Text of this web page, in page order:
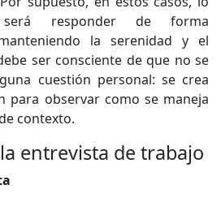
responder de forma
la serenidad y el
ser consciente de que no se
cuestión personal: se crea
para observar como se maneja
contexto.
entrevista de trabajo